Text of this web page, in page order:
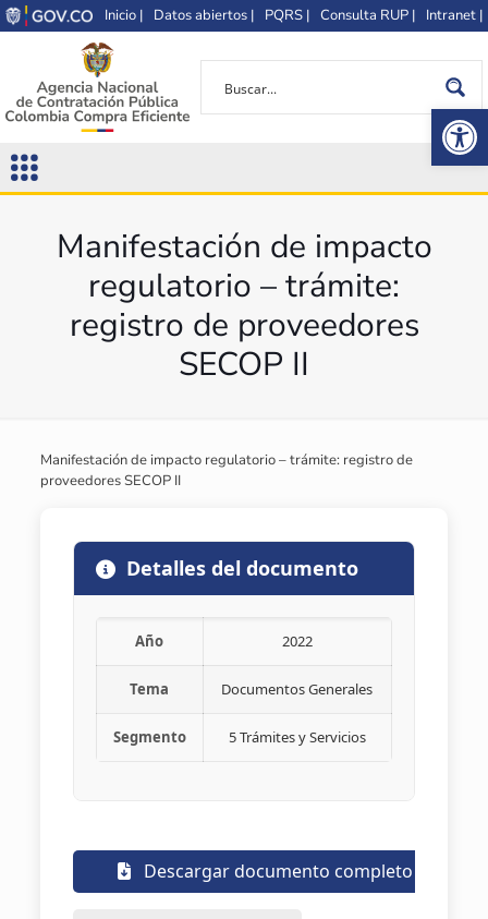
Inicio | Datos abiertos | PQRS | Consulta RUP | Intranet |
Manifestación de impacto
regulatorio – trámite:
registro de proveedores
SECOP II
Manifestación de impacto regulatorio – trámite: registro de
proveedores SECOP II
Detalles del documento
Año 2022
Tema Documentos Generales
Segmento 5 Trámites y Servicios
Descargar documento completo